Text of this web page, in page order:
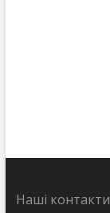
Наші контакти